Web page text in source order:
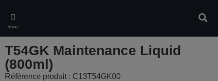
main
content
Menu
T54GK Maintenance Liquid
(800ml)
Référence produit : C13T54GK00